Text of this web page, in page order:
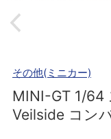
その他(ミニカー)
MINI-GT 1/64
Veilside コン